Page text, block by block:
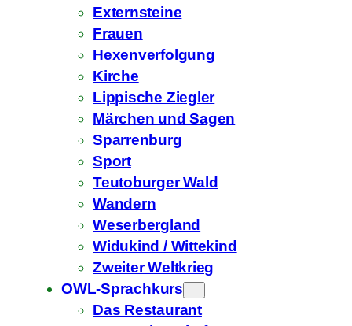
Externsteine
Frauen
Hexenverfolgung
Kirche
Lippische Ziegler
Märchen und Sagen
Sparrenburg
Sport
Teutoburger Wald
Wandern
Weserbergland
Widukind / Wittekind
Zweiter Weltkrieg
OWL-Sprachkurs
Das Restaurant